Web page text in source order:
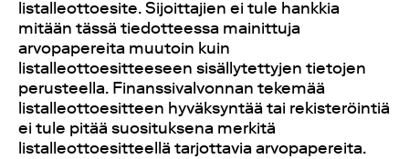
listalleottoesite. Sijoittajien ei tule hankkia
mitään tässä tiedotteessa mainittuja
arvopapereita muutoin kuin
listalleottoesitteeseen sisällytettyjen tietojen
perusteella. Finanssivalvonnan tekemää
listalleottoesitteen hyväksyntää tai rekisteröintiä
ei tule pitää suosituksena merkitä
listalleottoesitteellä tarjottavia arvopapereita.